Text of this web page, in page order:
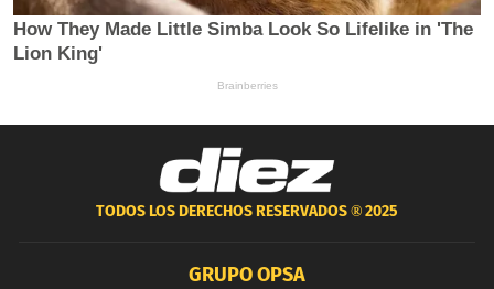
TODOS LOS DERECHOS RESERVADOS ®2025
GRUPO OPSA